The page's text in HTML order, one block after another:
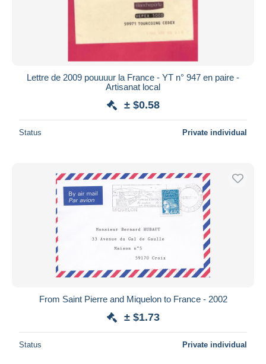
Lettre de 2009 pouuuur la France - YT n° 947 en paire -
Artisanat local
± $0.58
Status Private individual
From Saint Pierre and Miquelon to France - 2002
± $1.73
Status Private individual